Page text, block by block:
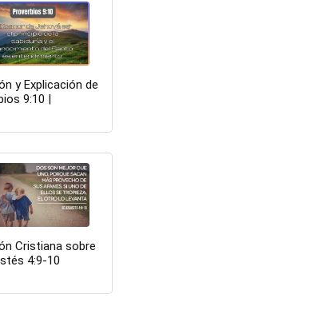
y Explicación de
9:10 |
Cristiana sobre
4:9-10